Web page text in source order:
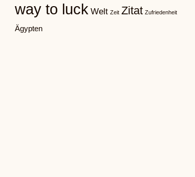
way to luck Welt Zeit Zitat Zufriedenheit
Ägypten